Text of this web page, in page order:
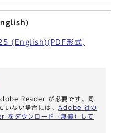
(English)(PDF形式,
Reader が必要です。同
いない場合には、 Adobe 社の
をダウンロード（無償）して